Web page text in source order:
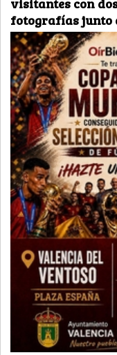
visitantes con
fotografías